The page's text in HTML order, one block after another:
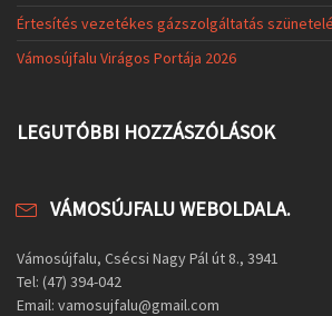
Értesítés vezetékes gázszolgáltatás
Vámosújfalu Virágos Portája 2026
LEGUTÓBBI HOZZÁSZÓLÁSOK
VÁMOSÚJFALU WEBOLDALA.
Vámosújfalu, Csécsi Nagy Pál út 8., 3941
Tel: (47) 394-042
Email: vamosujfalu@gmail.com